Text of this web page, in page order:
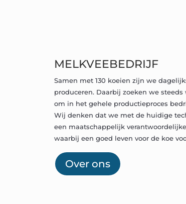
MELKVEEBEDRIJF
Samen met 130 koeien zijn we
produceren. Daarbij zoeken we
om in het gehele productieproces
Wij denken dat we met de huidige
een maatschappelijk
waarbij een goed leven voor de koe
Over ons